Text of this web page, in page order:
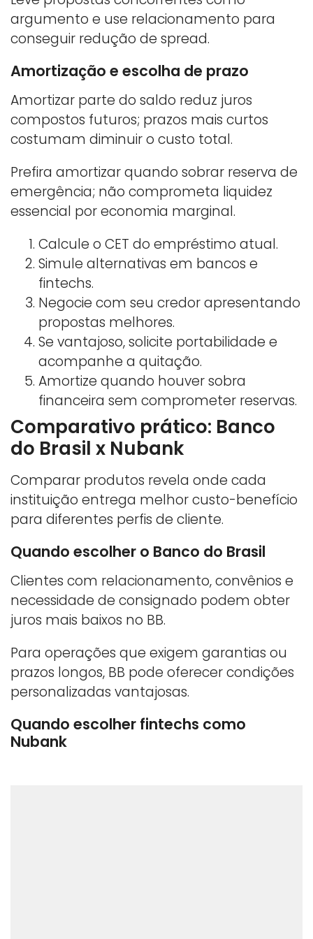
argumento e use relacionamento para
conseguir redução de spread.
Amortização e escolha de prazo
Amortizar parte do saldo reduz juros
compostos futuros; prazos mais curtos
costumam diminuir o custo total.
Prefira amortizar quando sobrar reserva de
emergência; não comprometa liquidez
essencial por economia marginal.
Calcule o CET do empréstimo atual.
Simule alternativas em bancos e
fintechs.
Negocie com seu credor apresentando
propostas melhores.
Se vantajoso, solicite portabilidade e
acompanhe a quitação.
Amortize quando houver sobra
financeira sem comprometer reservas.
Comparativo prático: Banco
do Brasil x Nubank
Comparar produtos revela onde cada
instituição entrega melhor custo-benefício
para diferentes perfis de cliente.
Quando escolher o Banco do Brasil
Clientes com relacionamento, convênios e
necessidade de consignado podem obter
juros mais baixos no BB.
Para operações que exigem garantias ou
prazos longos, BB pode oferecer condições
personalizadas vantajosas.
Quando escolher fintechs como
Nubank